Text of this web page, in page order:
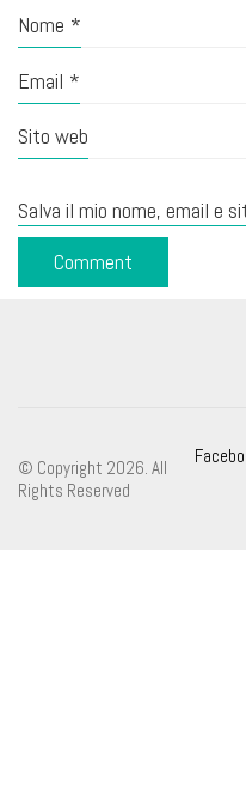
Nome *
Email *
Sito web
Salva il mio nome, email e
© Copyright 2026. All
Rights Reserved